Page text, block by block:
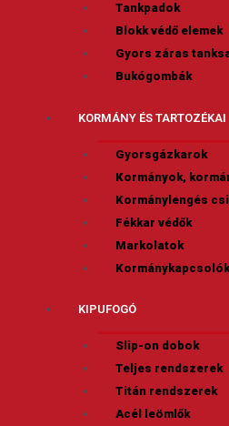
Tankpadok
Blokk védő elemek
Gyors záras
Bukógombák
KORMÁNY ÉS TARTOZÉKAI
Gyorsgázkarok
Kormányok,
Kormánylengés
Fékkar védők
Markolatok
KIPUFOGÓ
Slip-on dobok
Teljes rendszerek
Titán rendszerek
Acél leömlők